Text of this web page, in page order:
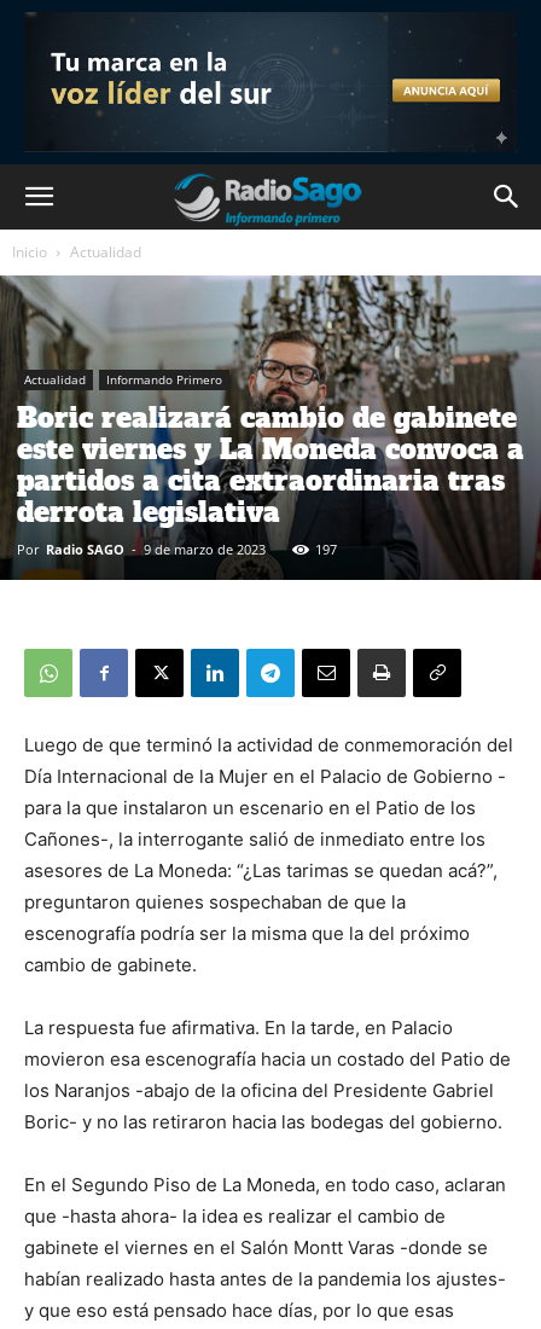
Inicio Actualidad
Actualidad Informando Primero
Boric realizará cambio de gabinete
este viernes y La Moneda convoca a
partidos a cita extraordinaria tras
derrota legislativa
Por Radio SAGO - 9 de marzo de 2023 197
Luego de que terminó la actividad de conmemoración del
Día Internacional de la Mujer en el Palacio de Gobierno -
para la que instalaron un escenario en el Patio de los
Cañones-, la interrogante salió de inmediato entre los
asesores de La Moneda: “¿Las tarimas se quedan acá?”,
preguntaron quienes sospechaban de que la
escenografía podría ser la misma que la del próximo
cambio de gabinete.
La respuesta fue afirmativa. En la tarde, en Palacio
movieron esa escenografía hacia un costado del Patio de
los Naranjos -abajo de la oficina del Presidente Gabriel
Boric- y no las retiraron hacia las bodegas del gobierno.
En el Segundo Piso de La Moneda, en todo caso, aclaran
que -hasta ahora- la idea es realizar el cambio de
gabinete el viernes en el Salón Montt Varas -donde se
habían realizado hasta antes de la pandemia los ajustes-
y que eso está pensado hace días, por lo que esas